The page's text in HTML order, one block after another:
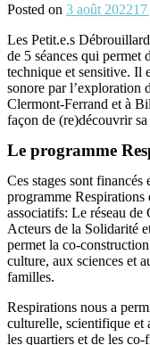
Posted on 3 août 2022
Les Petit.e.s
de 5 séances qui permet
technique et sensitive. Il
sonore par l’exploration
Clermont-Ferrand et à
façon de (re)découvrir
Le programme
Ces stages sont financés
programme Respirations
associatifs: Le réseau
Acteurs de la Solidarité
permet la co-
culture, aux sciences et
familles.
Respirations nous a
culturelle, scientifique et
les quartiers et de les co-